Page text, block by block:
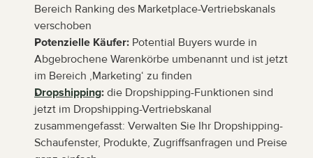
Bereich Ranking des Marketplace-Vertriebskanals
verschoben
Potenzielle Käufer: Potential Buyers wurde in
Abgebrochene Warenkörbe umbenannt und ist jetzt
im Bereich ‚Marketing‘ zu finden
Dropshipping: die Dropshipping-Funktionen sind
jetzt im Dropshipping-Vertriebskanal
zusammengefasst: Verwalten Sie Ihr Dropshipping-
Schaufenster, Produkte, Zugriffsanfragen und Preise